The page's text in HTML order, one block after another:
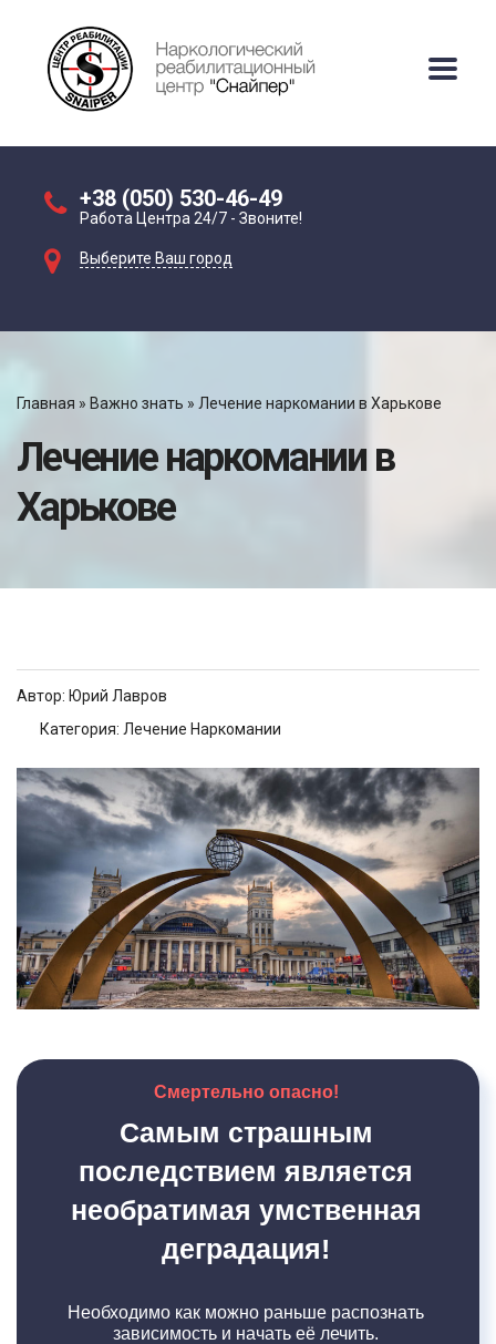
+38 (050) 530-46-49
Работа Центра 24/7 - Звоните!
Выберите Ваш город
Главная » Важно знать » Лечение наркомании в Харькове
Лечение наркомании в
Харькове
Автор: Юрий Лавров
Категория: Лечение Наркомании
Смертельно опасно!
Самым страшным
последствием является
необратимая умственная
деградация!
Необходимо как можно раньше распознать
зависимость и начать её лечить.